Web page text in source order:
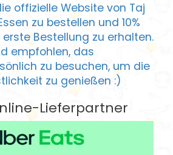
offizielle Website von Taj
zu bestellen und 10%
Bestellung zu erhalten.
empfohlen, das
zu besuchen, um die
zu genießen :)
Lieferpartner